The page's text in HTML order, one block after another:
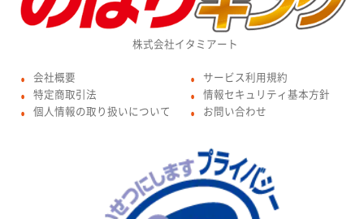
株式会社イタミアート
● 会社概要
● 特定商取引法
● 個人情報の取り扱いについて
● サービス利用規約
● 情報セキュリティ基本方針
● お問い合わせ